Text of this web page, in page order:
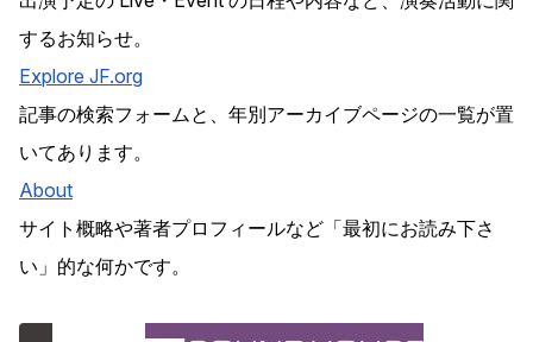
するお知らせ。
Explore JF.org
記事の検索フォームと、年別アーカイブページの一覧が置
いてあります。
About
サイト概略や著者プロフィールなど「最初にお読み下さ
い」的な何かです。